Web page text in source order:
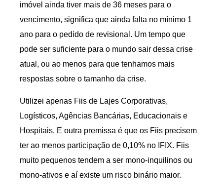
imóvel ainda tiver mais de 36 meses para o
vencimento, significa que ainda falta no mínimo 1
ano para o pedido de revisional. Um tempo que
pode ser suficiente para o mundo sair dessa crise
atual, ou ao menos para que tenhamos mais
respostas sobre o tamanho da crise.
Utilizei apenas Fiis de Lajes Corporativas,
Logísticos, Agências Bancárias, Educacionais e
Hospitais. E outra premissa é que os Fiis precisem
ter ao menos participação de 0,10% no IFIX. Fiis
muito pequenos tendem a ser mono-inquilinos ou
mono-ativos e aí existe um risco binário maior.